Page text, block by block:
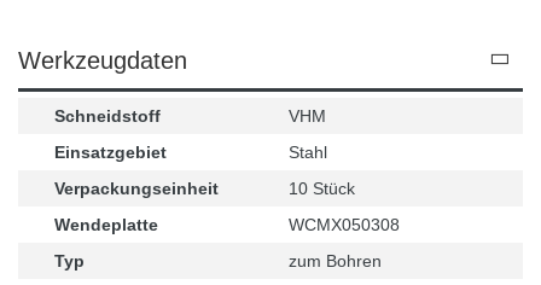
Werkzeugdaten
Schneidstoff
VHM
Einsatzgebiet
Stahl
Verpackungseinheit
10 Stück
Wendeplatte
WCMX050308
Typ
zum Bohren